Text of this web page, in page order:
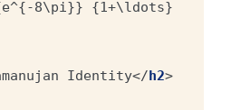
Identity</h2>